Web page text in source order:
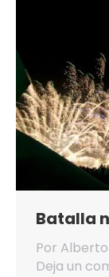
Batalla
Por
Deja un